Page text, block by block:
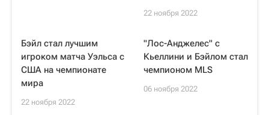
22 ноября 2022
Бэйл стал лучшим
игроком матча Уэльса с
США на чемпионате
мира
22 ноября 2022
"Лос-Анджелес" с
Кьеллини и Бэйлом стал
чемпионом MLS
06 ноября 2022